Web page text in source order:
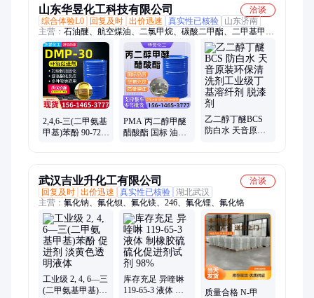
山东华昱化工科技有限公司
洽谈
综合体验L0
回复及时 出价迅速 真实性已核验
山东济南
主营： 石油醚、航空煤油、二氯甲烷、碳酸二甲酯、二甲基甲酰
胺、二甲苯、溶剂油、三氯乙烯、醋酸乙酯、甲酸、乙醇、异丙
醇、冰醋酸、醋酸丁酯、正丁醇、环己酮
2,4,6-三(二甲氨基
甲基)苯酚 90-72-2
PMA 丙二醇甲醚
醋酸酯 国标 油漆
乙二醇丁醚BCS
防白水 天音原装
武汉吉业升化工有限公司
洽谈
回复及时 出价迅速 真实性已核验 湖北武汉
主营： 氟化钠、氟化钡、氟化镁、246、氟化锂、氟化铬
工业级 2, 4, 6—三
(二甲氨基甲基)苯
库存充足 异喹啉
119-65-3 液体 制
质量合格 N-甲